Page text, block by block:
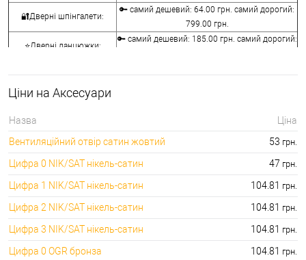
🔐Дверні шпінгалети:
🔑 самий дешевий: 64.00 грн. самий дорогий:
799.00 грн.
⭐Дверні ланцюжки:
🔑 самий дешевий: 185.00 грн. самий дорогий:
🔐Дверні засуви:
дверей:
🔑 самий дешевий: 53.00 грн. самий дорогий:
Ціни на Аксесуари
Назва
Ціна
Вентиляційний отвір сатин жовтий
53 грн.
Цифра 0 NIK/SAT нікель-сатин 47 грн.
Цифра 1 NIK/SAT нікель-сатин 104.81 грн.
Цифра 2 NIK/SAT нікель-сатин 104.81 грн.
Цифра 3 NIK/SAT нікель-сатин 104.81 грн.
Цифра 0 OGR бронза 104.81 грн.